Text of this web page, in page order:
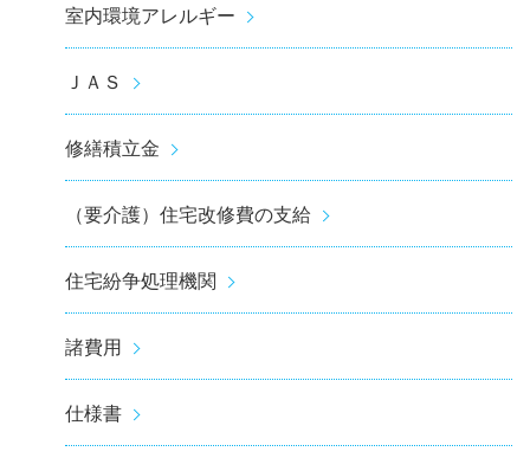
室内環境アレルギー
ＪＡＳ
修繕積立金
（要介護）住宅改修費の支給
住宅紛争処理機関
諸費用
仕様書